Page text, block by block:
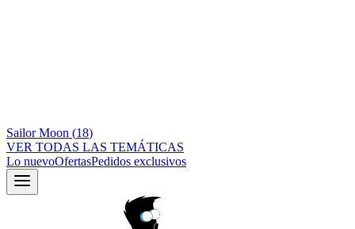
Sailor Moon (18)
VER TODAS LAS TEMÁTICAS
Lo nuevoOfertasPedidos exclusivos